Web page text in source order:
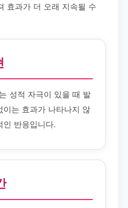
효과가 더 오래 지속될 수
성적 자극이 있을 때 발
이는 효과가 나타나지 않
인 반응입니다.